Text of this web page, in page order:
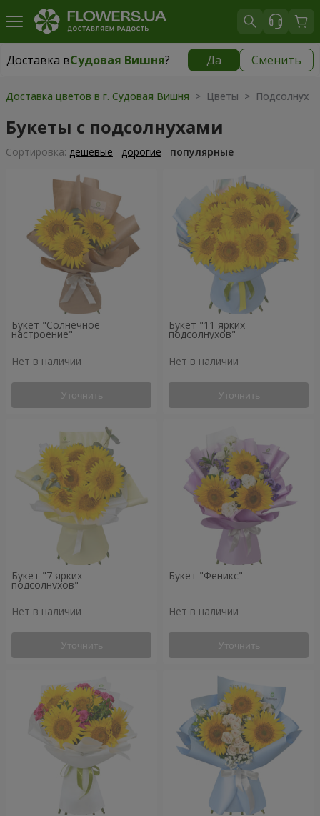
Доставка вСудовая Вишня? Да Сменить
Доставка вСудовая Вишня|812 грн
Доставка цветов в г. Судовая Вишня > Цветы > Подсолнух
Букеты с подсолнухами
Cортировка: дешевые дорогие популярные
Букет "Солнечное
настроение"
Нет в наличии
Уточнить
Букет "11 ярких
подсолнухов"
Нет в наличии
Уточнить
Букет "7 ярких
подсолнухов"
Нет в наличии
Уточнить
Букет "Феникс"
Нет в наличии
Уточнить